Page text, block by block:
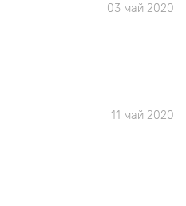
03 май 2020
11 май 2020